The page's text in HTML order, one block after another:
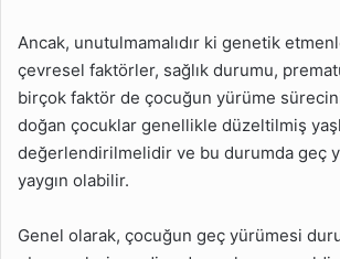
Ancak, unutulmamalıdır ki genetik
çevresel faktörler, sağlık durumu,
birçok faktör de çocuğun yürüme
doğan çocuklar genellikle düzeltilmiş
değerlendirilmelidir ve bu durumda geç
yaygın olabilir.
Genel olarak, çocuğun geç yürümesi